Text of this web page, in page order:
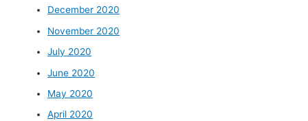
December 2020
November 2020
July 2020
June 2020
May 2020
April 2020